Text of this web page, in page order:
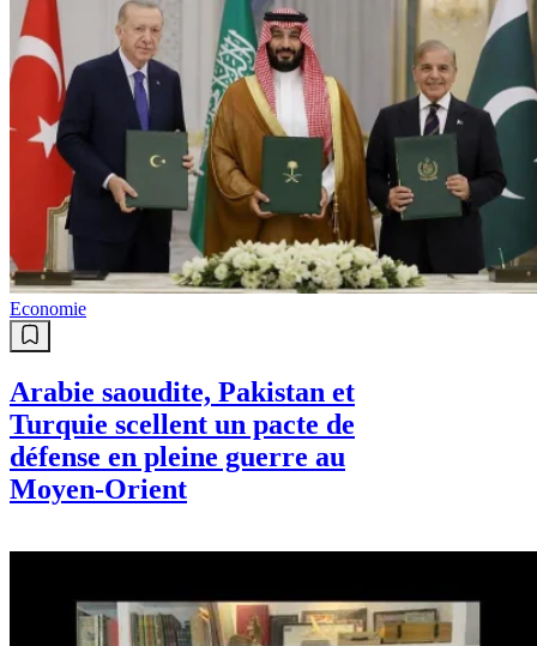
Economie
Arabie saoudite, Pakistan et
Turquie scellent un pacte de
défense en pleine guerre au
Moyen-Orient